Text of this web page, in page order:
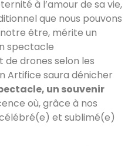
à l’amour de sa vie,
que nous pouvons
être, mérite un
spectacle
de drones selon les
Artifice saura dénicher
un souvenir
où, grâce à nos
et sublimé(e)